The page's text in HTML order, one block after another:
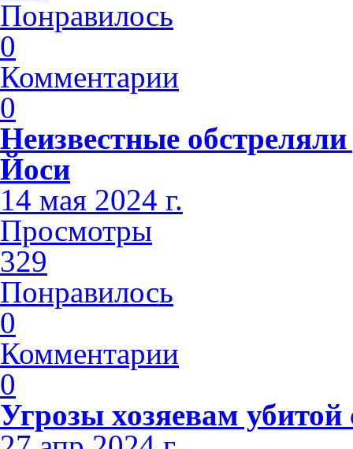
Понравилось
0
Комментарии
0
Неизвестные
Йоси
14 мая 2024 г.
Просмотры
329
Понравилось
0
Комментарии
0
Угрозы хозяевам